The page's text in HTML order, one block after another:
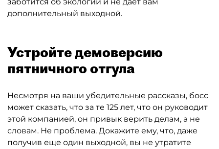
дополнительный выходной.
Устройте демоверсию
пятничного отгула
Несмотря на ваши убедительные рассказы, босс
может сказать, что за те 125 лет, что он руководит
этой компанией, он привык верить делам, а не
словам. Не проблема. Докажите ему, что, даже
получив еще один выходной, вы не утратите